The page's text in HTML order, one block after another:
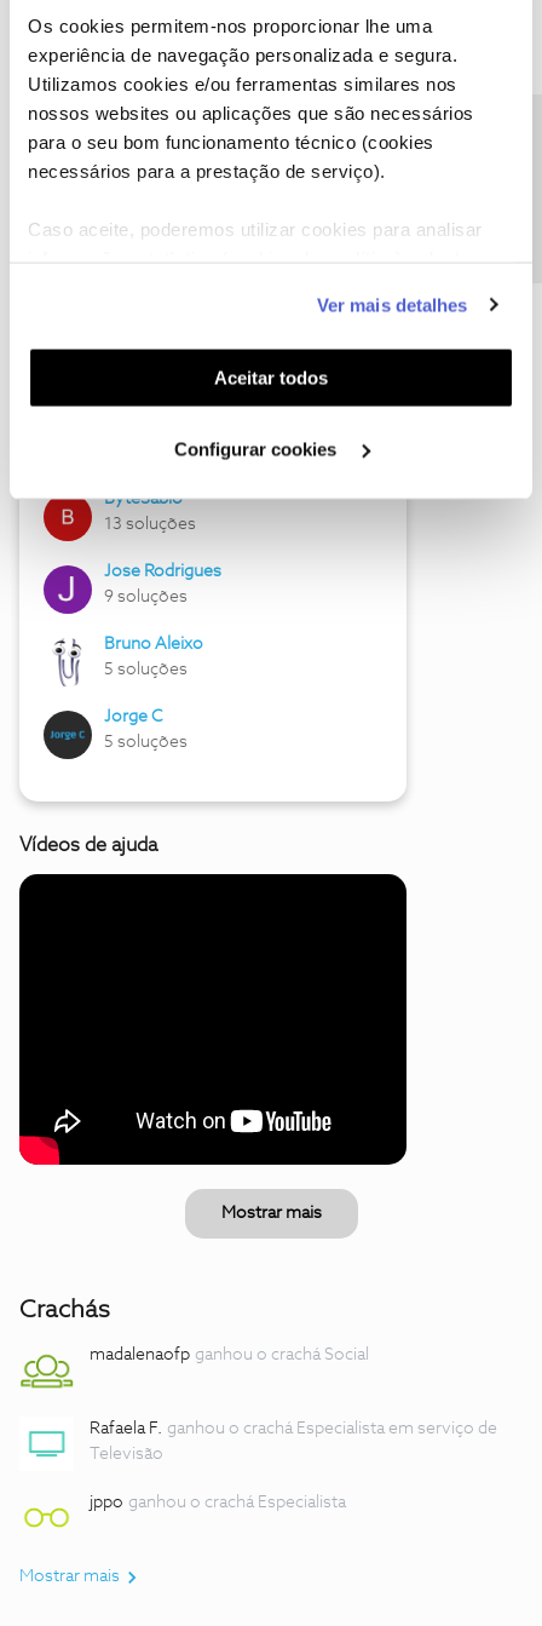
Os cookies permitem-nos proporcionar lhe uma
experiência de navegação personalizada e segura.
Utilizamos cookies e/ou ferramentas similares nos
nossos websites ou aplicações que são necessários
para o seu bom funcionamento técnico (cookies
necessários para a prestação de serviço).
Caso aceite, poderemos utilizar cookies para analisar
funcionalidades (cookies de personalização e
funcionalidade) e adaptar anúncios aos seus interesses
(cookies de publicidade personalizada). Pode gerir a
utilização dos cookies clicando em "Configurar
Ver mais detalhes
Aceitar todos
Configurar cookies
Descubra as novidades de julho
Hall of Fame de julho
17 soluções
ByteSábio
13 soluções
Jose Rodrigues
9 soluções
Bruno Aleixo
5 soluções
Jorge C
5 soluções
Vídeos de ajuda
Mostrar mais
Crachás
madalenaofp ganhou o crachá Social
Rafaela F. ganhou o crachá Especialista em serviço de
Televisão
jppo ganhou o crachá Especialista
Mostrar mais